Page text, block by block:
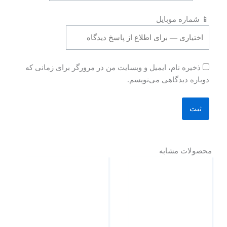
📱 شماره موبایل
ذخیره نام، ایمیل و وبسایت من در مرورگر برای زمانی که
دوباره دیدگاهی می‌نویسم.
محصولات مشابه